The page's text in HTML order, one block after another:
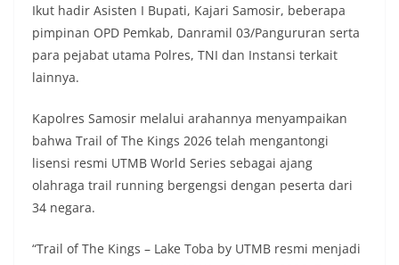
warning) guna mengantisipasi potensi gangguan
keamanan dan ketertiban masyarakat
(Kamtibmas) di lingkungan tempat tinggal warga.
Melalui interaksi langsung tersebut,
Bhabinkamtibmas dapat menghimpun informasi
maupun hal-hal yang dapat mengganggu
kondusivitas wilayah, khususnya menjelang
perayaan HUT Kemerdekaan RI yang biasanya
diwarnai dengan berbagai kegiatan dan
keramaian warga.‎‎Dengan adanya deteksi dini ini,
diharapkan potensi gangguan keamanan dapat
Kelurahan Sunggal tetap terjaga aman, tertib,
dan kondusif hingga puncak perayaan HUT
Ikut hadir Asisten I Bupati, Kajari Samosir, beberapa
pimpinan OPD Pemkab, Danramil 03/Pangururan serta
para pejabat utama Polres, TNI dan Instansi terkait
lainnya.
Kapolres Samosir melalui arahannya menyampaikan
bahwa Trail of The Kings 2026 telah mengantongi
lisensi resmi UTMB World Series sebagai ajang
olahraga trail running bergengsi dengan peserta dari
34 negara.
“Trail of The Kings – Lake Toba by UTMB resmi menjadi